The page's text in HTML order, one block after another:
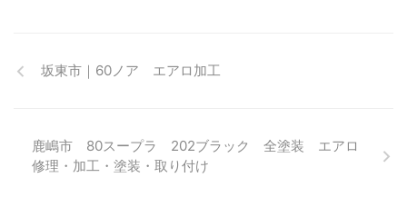
坂東市｜60ノア エアロ加工
鹿嶋市 80スープラ 202ブラック 全塗装 エアロ
修理・加工・塗装・取り付け